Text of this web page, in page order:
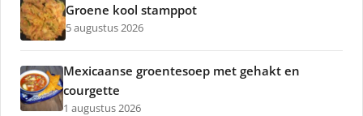
Groene kool stamppot
5 augustus 2026
Mexicaanse groentesoep met gehakt en
courgette
1 augustus 2026